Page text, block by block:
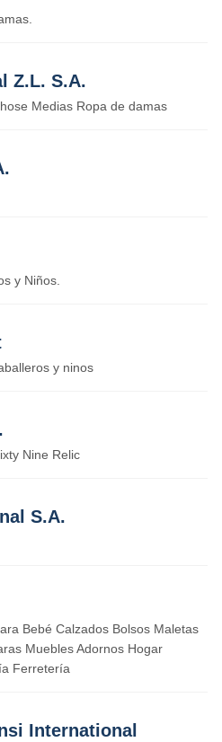
Z.L. S.A.
Medias Ropa de damas
y Niños.
y ninos
Nine Relic
S.A.
Bebé Calzados Bolsos Maletas
Muebles Adornos Hogar
Ferretería
International